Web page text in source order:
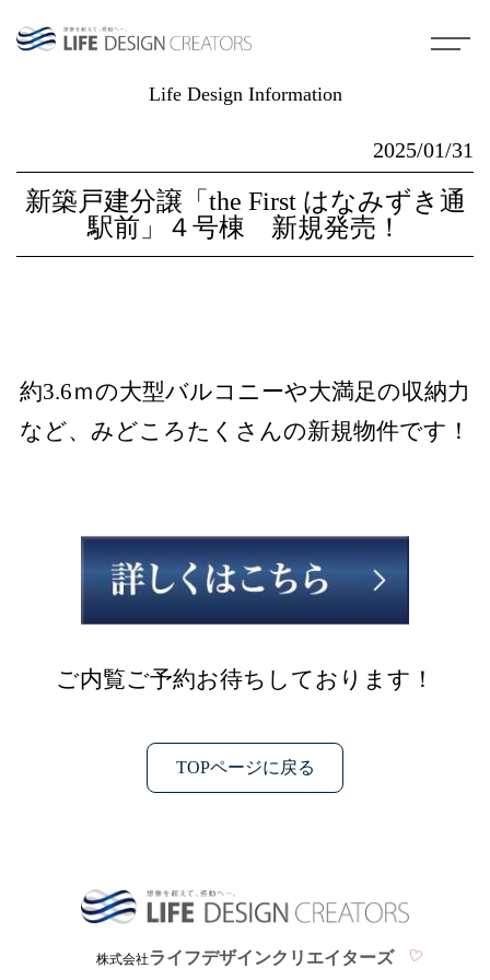
Life Design Information
2025/01/31
新築戸建分譲「the First はなみずき通
駅前」４号棟 新規発売！
約3.6ｍの大型バルコニーや大満足の収納力
など、みどころたくさんの新規物件です！
ご内覧ご予約お待ちしております！
TOPページに戻る
株式会社ライフデザインクリエイターズ